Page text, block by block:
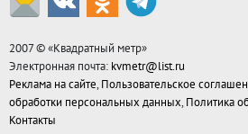
2007 © «Квадратный метр»
Электронная почта: kvmetr@list.ru
Реклама на сайте, Пользовательское
обработки персональных данных, Политика
Контакты